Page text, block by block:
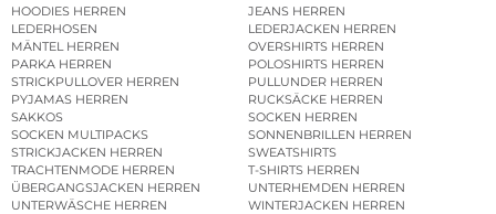
HOODIES HERREN
JEANS HERREN
LEDERHOSEN
LEDERJACKEN HERREN
MÄNTEL HERREN
OVERSHIRTS HERREN
PARKA HERREN
POLOSHIRTS HERREN
STRICKPULLOVER HERREN
PULLUNDER HERREN
PYJAMAS HERREN
RUCKSÄCKE HERREN
SAKKOS
SOCKEN HERREN
SOCKEN MULTIPACKS
SONNENBRILLEN HERREN
STRICKJACKEN HERREN
SWEATSHIRTS
TRACHTENMODE HERREN
T-SHIRTS HERREN
ÜBERGANGSJACKEN HERREN
UNTERHEMDEN HERREN
UNTERWÄSCHE HERREN
WINTERJACKEN HERREN